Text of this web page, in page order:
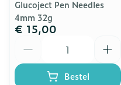
Glucoject Pen Needles
4mm 32g
€ 15,00
Bestel